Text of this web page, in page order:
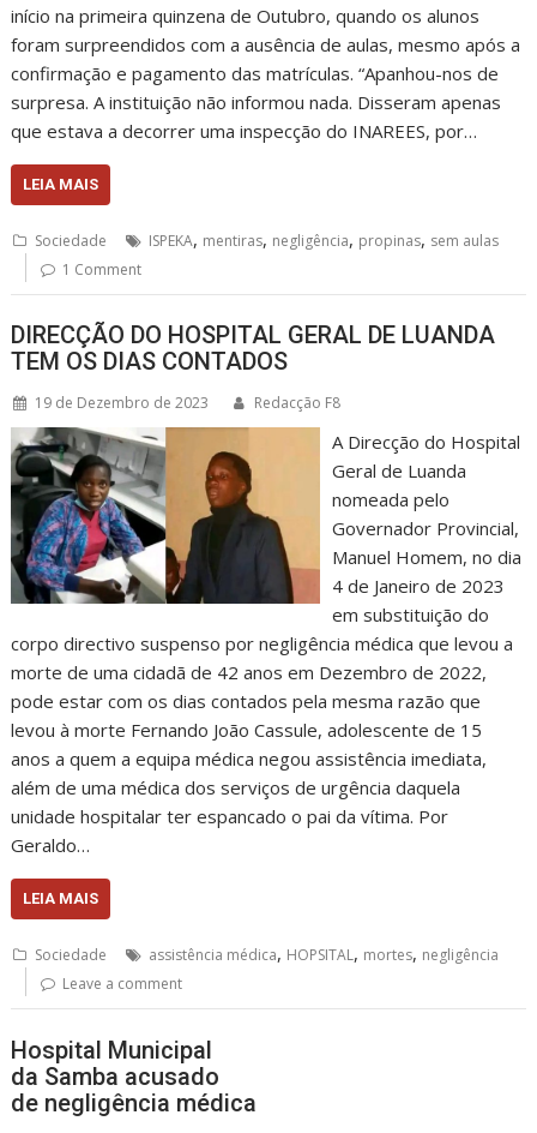
início na primeira quinzena de Outubro, quando os alunos
foram surpreendidos com a ausência de aulas, mesmo após a
confirmação e pagamento das matrículas. “Apanhou-nos de
surpresa. A instituição não informou nada. Disseram apenas
que estava a decorrer uma inspecção do INAREES, por…
LEIA MAIS
Sociedade ISPEKA, mentiras, negligência, propinas, sem aulas
1 Comment
DIRECÇÃO DO HOSPITAL GERAL DE LUANDA
TEM OS DIAS CONTADOS
19 de Dezembro de 2023 Redacção F8
A Direcção do Hospital
Geral de Luanda
nomeada pelo
Governador Provincial,
Manuel Homem, no dia
4 de Janeiro de 2023
em substituição do
corpo directivo suspenso por negligência médica que levou a
morte de uma cidadã de 42 anos em Dezembro de 2022,
pode estar com os dias contados pela mesma razão que
levou à morte Fernando João Cassule, adolescente de 15
anos a quem a equipa médica negou assistência imediata,
além de uma médica dos serviços de urgência daquela
unidade hospitalar ter espancado o pai da vítima. Por
Geraldo…
LEIA MAIS
Sociedade assistência médica, HOPSITAL, mortes, negligência
Leave a comment
Hospital Municipal
da Samba acusado
de negligência médica